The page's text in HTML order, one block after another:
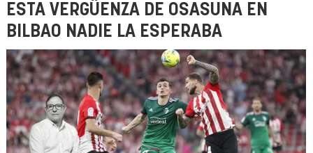
ESTA VERGÜENZA DE OSASUNA EN
BILBAO NADIE LA ESPERABA